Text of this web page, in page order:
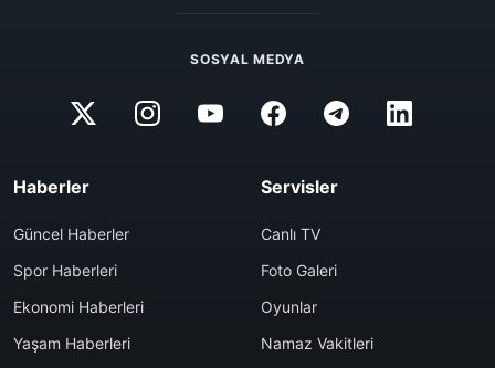
SOSYAL MEDYA
Haberler
Güncel Haberler
Spor Haberleri
Ekonomi Haberleri
Yaşam Haberleri
Servisler
Canlı TV
Foto Galeri
Oyunlar
Namaz Vakitleri